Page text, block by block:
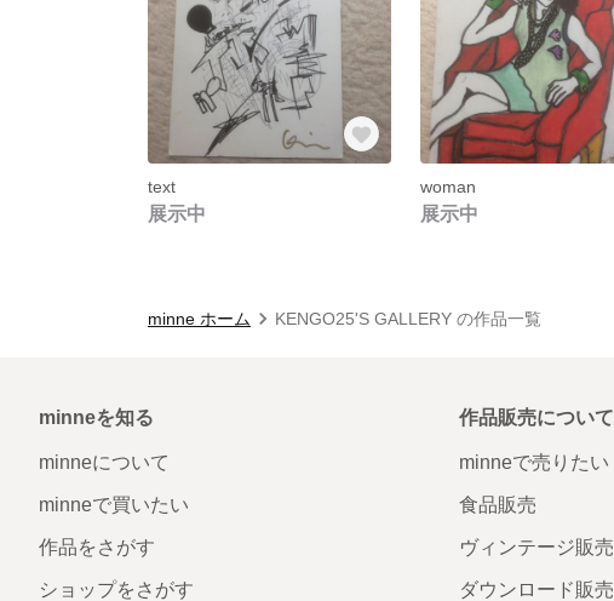
text
展示中
woman
展示中
minne ホーム KENGO25'S GALLERY の作品一覧
minneを知る
minneについて
minneで買いたい
作品をさがす
ショップをさがす
作品販売について
minneで売りたい
食品販売
ヴィンテージ販売
ダウンロード販売